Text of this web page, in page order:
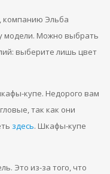
компанию Эльба
модели. Можно выбрать
выберите лишь цвет
купе. Недорого вам
так как они
здесь. Шкафы-купе
Это из-за того, что